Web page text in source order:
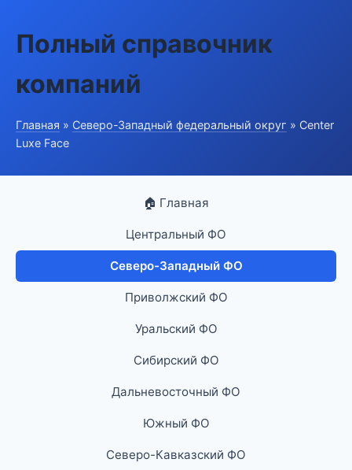
Полный справочник
компаний
Главная » Северо-Западный федеральный округ » Center
Luxe Face
🏠 Главная
Центральный ФО
Северо-Западный ФО
Приволжский ФО
Уральский ФО
Сибирский ФО
Дальневосточный ФО
Южный ФО
Северо-Кавказский ФО